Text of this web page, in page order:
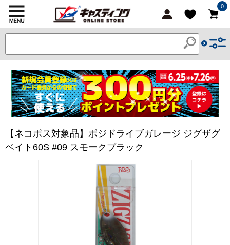
0
【ネコポス対象品】ポジドライブガレージ ジグザグ
ベイト60S #09 スモークブラック